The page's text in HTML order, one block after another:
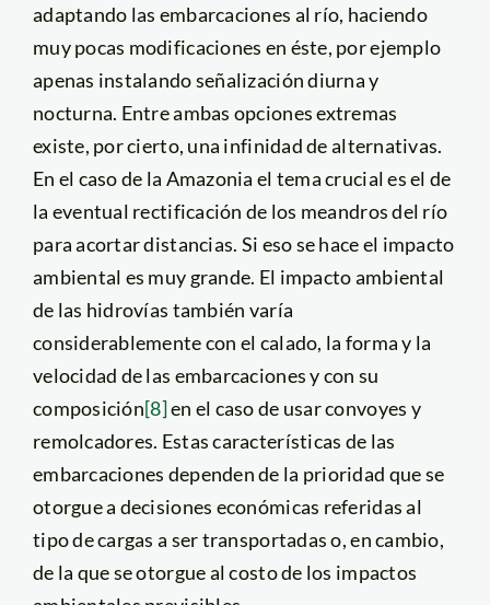
adaptando las embarcaciones al río, haciendo
muy pocas modificaciones en éste, por ejemplo
apenas instalando señalización diurna y
nocturna. Entre ambas opciones extremas
existe, por cierto, una infinidad de alternativas.
En el caso de la Amazonia el tema crucial es el de
la eventual rectificación de los meandros del río
para acortar distancias. Si eso se hace el impacto
ambiental es muy grande. El impacto ambiental
de las hidrovías también varía
considerablemente con el calado, la forma y la
velocidad de las embarcaciones y con su
composición[8]en el caso de usar convoyes y
remolcadores. Estas características de las
embarcaciones dependen de la prioridad que se
otorgue a decisiones económicas referidas al
tipo de cargas a ser transportadas o, en cambio,
de la que se otorgue al costo de los impactos